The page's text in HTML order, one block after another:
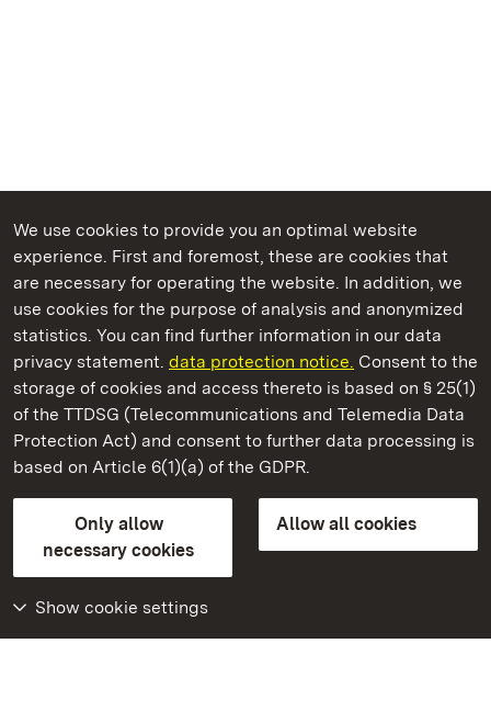
We use cookies to provide you an optimal website
experience. First and foremost, these are cookies that
are necessary for operating the website. In addition, we
use cookies for the purpose of analysis and anonymized
statistics. You can find further information in our data
privacy statement. data protection notice. Consent to the
storage of cookies and access thereto is based on § 25(1)
of the TTDSG (Telecommunications and Telemedia Data
Protection Act) and consent to further data processing is
based on Article 6(1)(a) of the GDPR.
Only allow
necessary cookies
Allow all cookies
Show cookie settings
State Palaces and Gardens of Baden-Wuerttemberg
Urach Residential Palace
State Palaces and Gardens of Baden-Wuerttemberg
FAQMasthead Data protection
Declaration on barrier-free access
BITV-konform (geprüfte Seiten)